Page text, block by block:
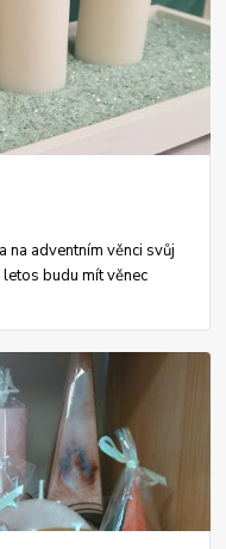
na adventním věnci svůj
letos budu mít věnec